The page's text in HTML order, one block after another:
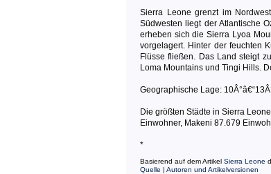
Sierra Leone grenzt im
Südwesten liegt der Atlantische
erheben sich die Sierra Lyoa
vorgelagert. Hinter der feuchten
Flüsse fließen. Das Land steigt
Loma Mountains und Tingi Hills.
Geographische Lage:
Die größten Städte in Sierra
Einwohner, Makeni 87.679
*
Basierend auf dem Artikel Sierra Leone
Quelle | Autoren und Artikelversionen